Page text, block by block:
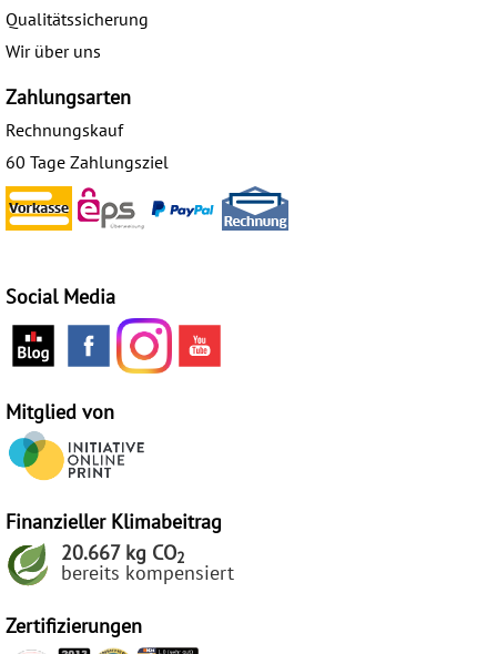
Qualitätssicherung
Wir über uns
Zahlungsarten
Rechnungskauf
60 Tage Zahlungsziel
Social Media
Mitglied von
Finanzieller Klimabeitrag
20.667 kg CO2
bereits kompensiert
Zertifizierungen